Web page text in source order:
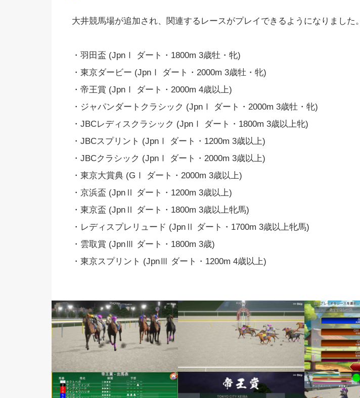
大井競馬場が追加され、関連するレースがプレイできるようになりました。
・羽田盃 (JpnⅠ ダート・1800m 3歳牡・牝)
・東京ダービー (JpnⅠ ダート・2000m 3歳牡・牝)
・帝王賞 (JpnⅠ ダート・2000m 4歳以上)
・ジャパンダートクラシック (JpnⅠ ダート・2000m 3歳牡・牝)
・JBCレディスクラシック (JpnⅠ ダート・1800m 3歳以上牝)
・JBCスプリント (JpnⅠ ダート・1200m 3歳以上)
・JBCクラシック (JpnⅠ ダート・2000m 3歳以上)
・東京大賞典 (GⅠ ダート・2000m 3歳以上)
・京浜盃 (JpnⅡ ダート・1200m 3歳以上)
・東京盃 (JpnⅡ ダート・1800m 3歳以上牝馬)
・レディスプレリュード (JpnⅡ ダート・1700m 3歳以上牝馬)
・雲取賞 (JpnⅢ ダート・1800m 3歳)
・東京スプリント (JpnⅢ ダート・1200m 4歳以上)